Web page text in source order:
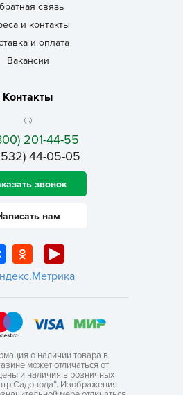
связь
и контакты
и оплата
Вакансии
Контакты
201-44-55
44-05-05
звонок
нам
о наличии товара в
может отличаться от
и наличия в розничных
Садовода”. Изображения